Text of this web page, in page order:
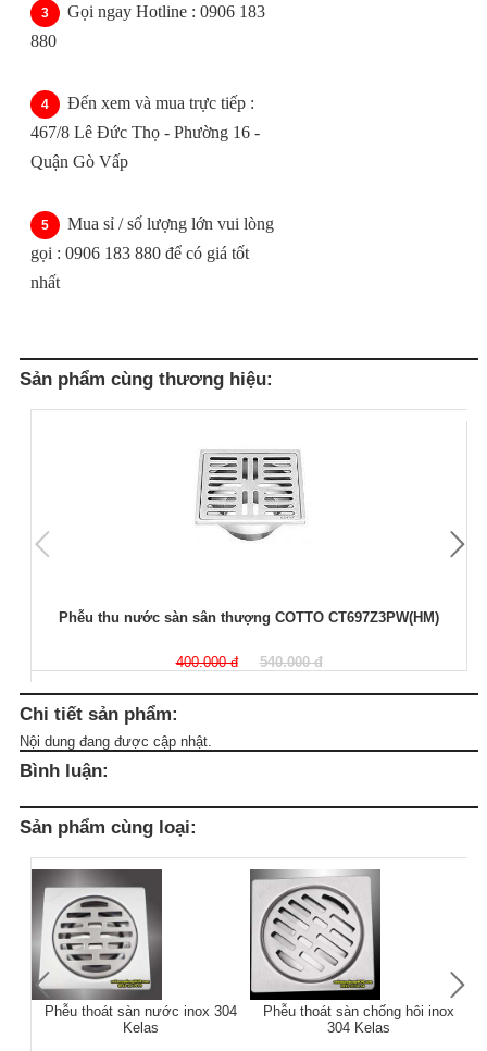
Gọi ngay Hotline : 0906 183
880
Đến xem và mua trực tiếp :
467/8 Lê Đức Thọ - Phường 16 -
Quận Gò Vấp
Mua sỉ / số lượng lớn vui lòng
gọi : 0906 183 880 để có giá tốt
nhất
Sản phẩm cùng thương hiệu:
Phễu thu nước sàn sân thượng COTTO CT697Z3PW(HM)
400.000 đ 540.000 đ
Chi tiết sản phẩm:
Nội dung đang được cập nhật.
Bình luận:
Sản phẩm cùng loại:
Phễu thoát sàn nước inox 304
Kelas
Phễu thoát sàn chống hôi inox
304 Kelas